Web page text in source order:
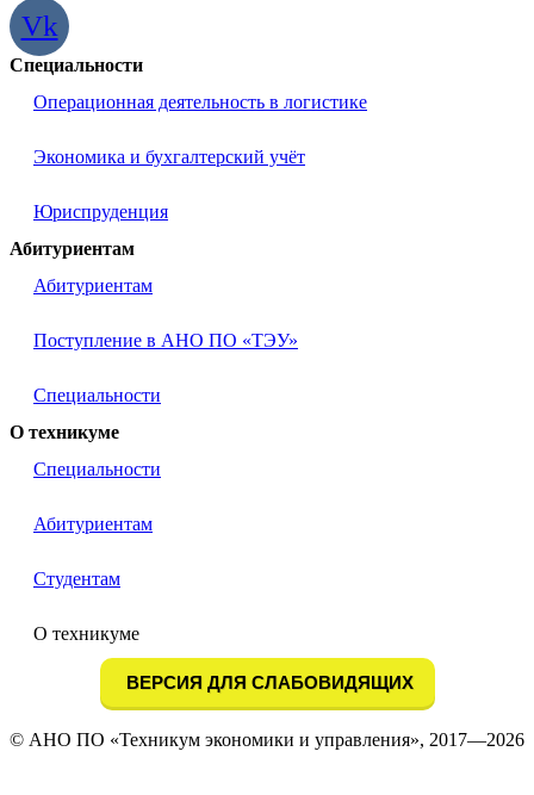
Vk
Специальности
Операционная деятельность в логистике
Экономика и бухгалтерский учёт
Юриспруденция
Абитуриентам
Абитуриентам
Поступление в АНО ПО «ТЭУ»
Специальности
О техникуме
Специальности
Абитуриентам
Студентам
О техникуме
ВЕРСИЯ ДЛЯ СЛАБОВИДЯЩИХ
© АНО ПО «Техникум экономики и управления», 2017—2026